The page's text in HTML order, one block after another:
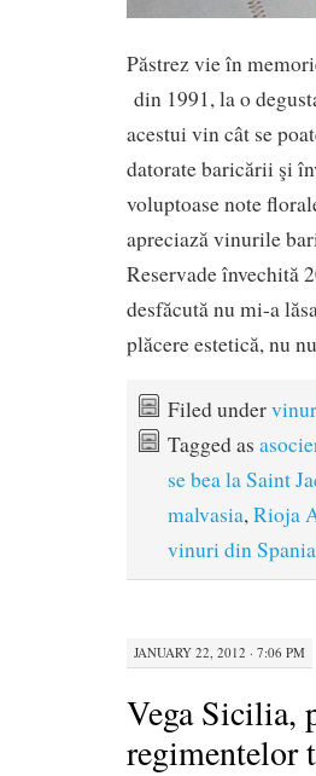
Păstrez vie în
din 1991, la o
acestui vin cât se
datorate baricării şi
voluptoase note
apreciază vinurile
Reservade învechită
desfăcută nu mi-a
plăcere estetică, nu
Filed under
Tagged as
se bea la Saint
malvasia,Rioja
vinuri din Spania
JANUARY 22, 2012 · 7:06 PM
Vega Sicilia,
regimentelor